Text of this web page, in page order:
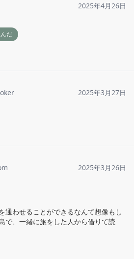
2025年4月26日
だ
2025年3月27日
2025年3月26日
通わせることができるなんて想像もし
で、一緒に旅をした人から借りて読